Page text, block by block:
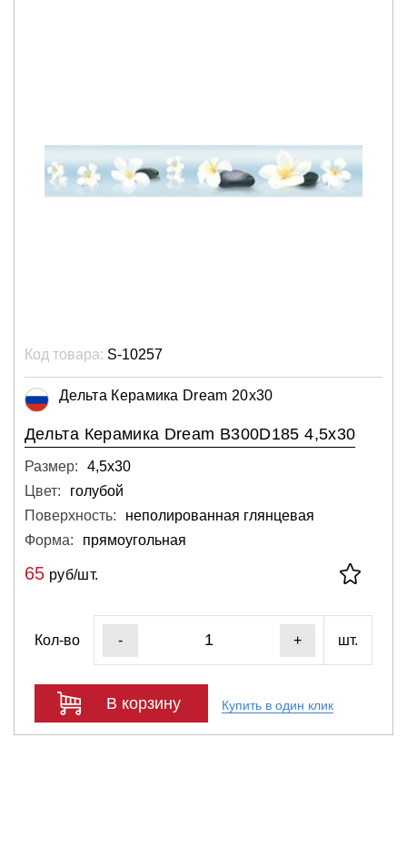
Код товара: S-10257
Дельта Керамика Dream 20x30
Дельта Керамика Dream B300D185 4,5x30
Размер:
4,5х30
Цвет:
голубой
Поверхность:
неполированная глянцевая
Форма:
прямоугольная
65 руб/шт.
Кол-во - + шт.
В корзину Купить в один клик